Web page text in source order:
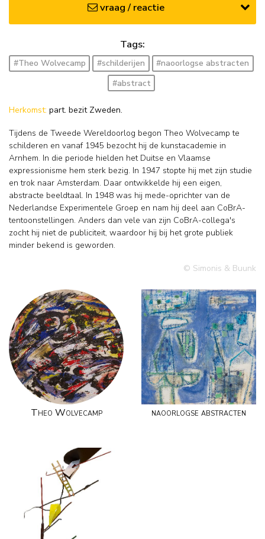
vraag / reactie
Tags:
#Theo Wolvecamp #schilderijen
#naoorlogse abstracten
#abstract
Herkomst: part. bezit Zweden.
Tijdens de Tweede Wereldoorlog begon Theo Wolvecamp te
schilderen en vanaf 1945 bezocht hij de kunstacademie in
Arnhem. In die periode hielden het Duitse en Vlaamse
expressionisme hem sterk bezig. In 1947 stopte hij met zijn studie
en trok naar Amsterdam. Daar ontwikkelde hij een eigen,
abstracte beeldtaal. In 1948 was hij mede-oprichter van de
Nederlandse Experimentele Groep en nam hij deel aan CoBrA-
tentoonstellingen. Anders dan vele van zijn CoBrA-collega's
zocht hij niet de publiciteit, waardoor hij bij het grote publiek
minder bekend is geworden.
© Simonis & Buunk
Theo Wolvecamp naoorlogse abstracten